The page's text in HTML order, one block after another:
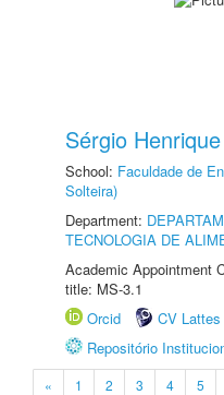
Sérgio
School: Faculdade de
Solteira)
Department:
TECNOLOGIA DE
Academic Appointment
title: MS-3.1
Orcid
CV Lattes
Repositório
« 1 2 3 4 5